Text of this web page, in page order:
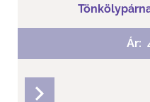
Ár: